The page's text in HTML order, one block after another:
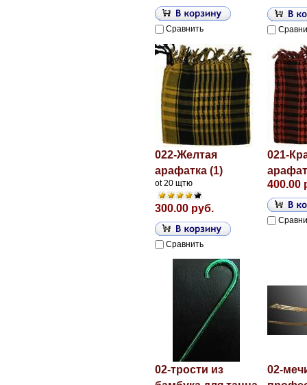
Сравнить
022-Желтая
арафатка (1)
ot 20 щтю
300.00 руб.
Сравнить
021-
400.00
02-трости из
02-